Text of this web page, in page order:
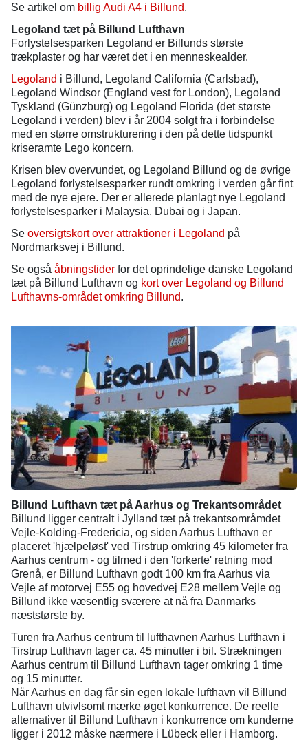
Se artikel om billig Audi A4 i Billund.
Legoland tæt på Billund Lufthavn
Forlystelsesparken Legoland er Billunds største
trækplaster og har været det i en menneskealder.
Legoland i Billund, Legoland California (Carlsbad),
Legoland Windsor (England vest for London), Legoland
Tyskland (Günzburg) og Legoland Florida (det største
Legoland i verden) blev i år 2004 solgt fra i forbindelse
med en større omstrukturering i den på dette tidspunkt
kriseramte Lego koncern.
Krisen blev overvundet, og Legoland Billund og de øvrige
Legoland forlystelsesparker rundt omkring i verden går fint
med de nye ejere. Der er allerede planlagt nye Legoland
forlystelsesparker i Malaysia, Dubai og i Japan.
Se oversigtskort over attraktioner i Legoland på
Nordmarksvej i Billund.
Se også åbningstider for det oprindelige danske Legoland
tæt på Billund Lufthavn og kort over Legoland og Billund
Lufthavns-området omkring Billund.
Billund Lufthavn tæt på Aarhus og Trekantsområdet
Billund ligger centralt i Jylland tæt på trekantsområmdet
Vejle-Kolding-Fredericia, og siden Aarhus Lufthavn er
placeret 'hjælpeløst' ved Tirstrup omkring 45 kilometer fra
Aarhus centrum - og tilmed i den 'forkerte' retning mod
Grenå, er Billund Lufthavn godt 100 km fra Aarhus via
Vejle af motorvej E55 og hovedvej E28 mellem Vejle og
Billund ikke væsentlig sværere at nå fra Danmarks
næststørste by.
Turen fra Aarhus centrum til lufthavnen Aarhus Lufthavn i
Tirstrup Lufthavn tager ca. 45 minutter i bil. Strækningen
Aarhus centrum til Billund Lufthavn tager omkring 1 time
og 15 minutter.
Når Aarhus en dag får sin egen lokale lufthavn vil Billund
Lufthavn utvivlsomt mærke øget konkurrence. De reelle
alternativer til Billund Lufthavn i konkurrence om kunderne
ligger i 2012 måske nærmere i Lübeck eller i Hamborg.